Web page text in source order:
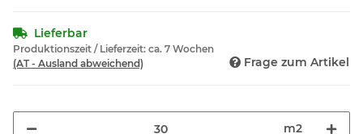
Lieferbar
Produktionszeit / Lieferzeit: ca. 7 Wochen
(AT - Ausland abweichend)
Frage zum Artikel
m2